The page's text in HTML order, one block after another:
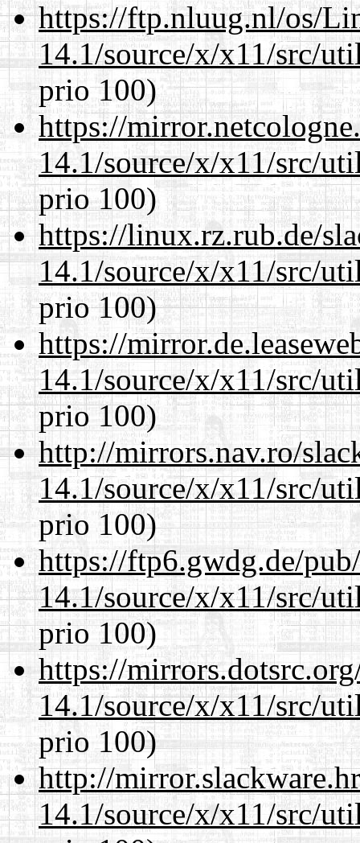
https://ftp.nluug.nl/os/
14.1/source/x/x11/src/
prio 100)
https://
14.1/source/x/x11/src/
prio 100)
https://linux.rz.rub.de/
14.1/source/x/x11/src/
prio 100)
https://
14.1/source/x/x11/src/
prio 100)
http://mirrors.nav.ro/
14.1/source/x/x11/src/
prio 100)
https://ftp6.gwdg.de/
14.1/source/x/x11/src/
prio 100)
https://
14.1/source/x/x11/src/
prio 100)
http://
14.1/source/x/x11/src/